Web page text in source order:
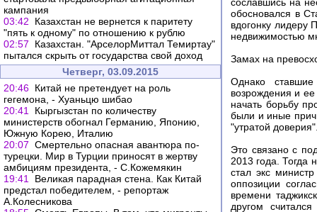
кампания
03:42
Казахстан не вернется к паритету
"пять к одному" по отношению к рублю
02:57
Казахстан. "АрселорМиттал Темиртау"
пытался скрыть от государства свой доход
Четверг, 03.09.2015
20:46 Китай не претендует на роль
гегемона, - Хуаньцю шибао
20:41
Кыргызстан по количеству
министерств обогнал Германию, Японию,
Южную Корею, Италию
20:07 Смертельно опасная авантюра по-
турецки. Мир в Турции приносят в жертву
амбициям президента, - С.Кожемякин
19:41
Великая парадная стена. Как Китай
предстал победителем, - репортаж
А.Колесникова
обосновался в
вдогонку лидеру
недвижимостью
Замах на
Однако ставшие
возрождения и
начать борьбу
были и иные
"утратой
Это связано с
2013 года. Тогда
стал экс
оппозиции
времени
другом